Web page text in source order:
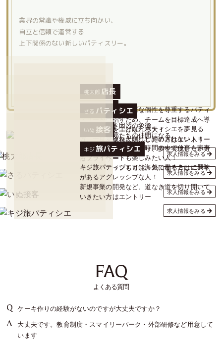
自立と信頼で運営する
上下関係のない新しいパティスリー。
鬼シェフ
業界の悪しき因習の象徴。
最後は桃太郎たちの仲間になる。
桃太郎店長
桃太郎店長とは多様な個性を尊重するパティ
スリーを目指すため、チームを目標達成へ導
く錦の御旗を上げられる人！
チームワークを大切にしたい方はエントリー
求人情報をみる
さる パティシエ
さるパティシエとは、パティシエを夢見る
方、一度夢破れたけれど諦めきれない人！
キッチンリーダーとなり、夢を実現したい方
はエントリー
求人情報をみる
いぬ 接客
いぬ接客とは限られた時間の中で仕事も家事
もプライベートも楽しみたい人！
キャリアアップも可能。気になる方はエント
リー
求人情報をみる
キジ旅パティシエ
キジ旅パティシエとは海外で働くことに興味
があるアグレッシブな人！
新規事業の開発など、道なき道を切り開いて
いきたい方はエントリー
求人情報をみる
FAQ
よくある質問
ケーキ作りの経験がないのですが大丈夫ですか？
大丈夫です。教育制度・スマイリーパーク・外部研修など用意して
います